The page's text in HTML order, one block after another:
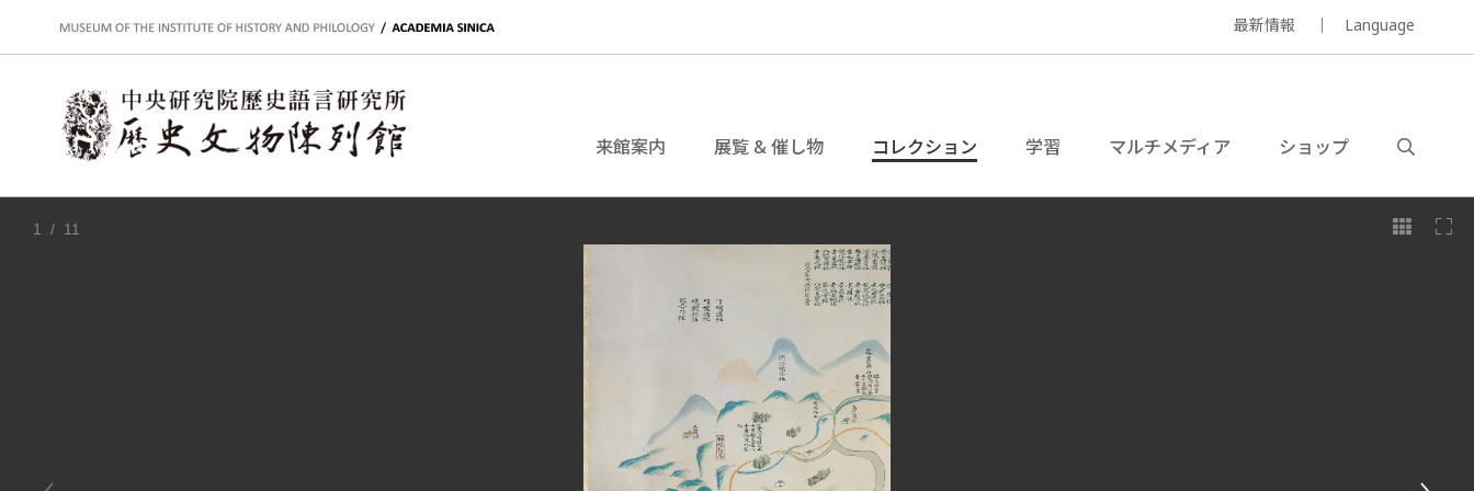
:::
最新情報 Language
来館案内 展覧 & 催し物 コレクション 学習 マルチメディア ショップ
1 / 11